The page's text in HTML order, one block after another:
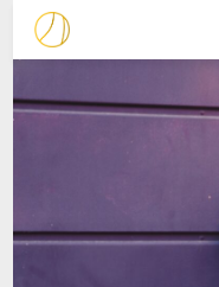
Christliche